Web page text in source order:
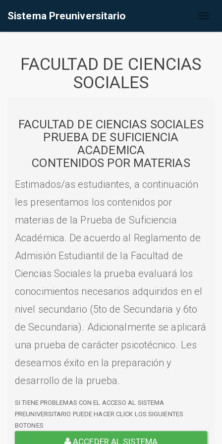
Sistema Preuniversitario
FACULTAD DE CIENCIAS
SOCIALES
FACULTAD DE CIENCIAS SOCIALES
PRUEBA DE SUFICIENCIA
ACADEMICA
CONTENIDOS POR MATERIAS
Estimados/as estudiantes, a continuación
les presentamos los contenidos por
materias de la Prueba de Suficiencia
Académica. De acuerdo al Reglamento de
Admisión Estudiantil de la Facultad de
Ciencias Sociales la prueba evaluará los
conocimientos necesarios adquiridos en el
nivel secundario (5to de Secundaria y 6to
de Secundaria). Adicionalmente se aplicará
una prueba de carácter psicotécnico. Les
deseamos éxito en la preparación y
desarrollo de la prueba.
SI TIENE PROBLEMAS CON EL ACCESO AL SISTEMA
PREUNIVERSITARIO PUEDE HACER CLICK LOS SIGUIENTES
BOTONES
ACCEDER AL SISTEMA